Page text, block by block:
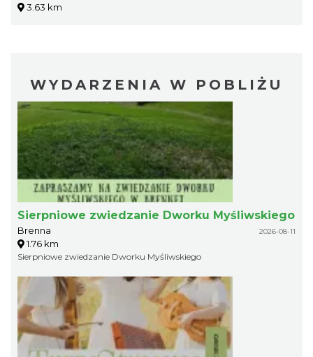
3.63 km
WYDARZENIA W POBLIŻU
Sierpniowe zwiedzanie Dworku Myśliwskiego
Brenna 2026-08-11
1.76 km
Sierpniowe zwiedzanie Dworku Myśliwskiego